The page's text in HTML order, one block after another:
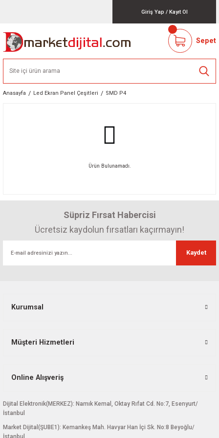
Giriş Yap / Kayıt Ol
Sepet
Anasayfa Led Ekran Panel Çeşitleri SMD P4
Ürün Bulunamadı.
Süpriz Fırsat Habercisi
Ücretsiz kaydolun fırsatları kaçırmayın!
Kaydet
Kurumsal
Müşteri Hizmetleri
Online Alışveriş
Dijital Elektronik(MERKEZ): Namık Kemal, Oktay Rıfat Cd. No:7, Esenyurt/
İstanbul
Market Dijital(ŞUBE1): Kemankeş Mah. Havyar Han İçi Sk. No:8 Beyoğlu/
İstanbul